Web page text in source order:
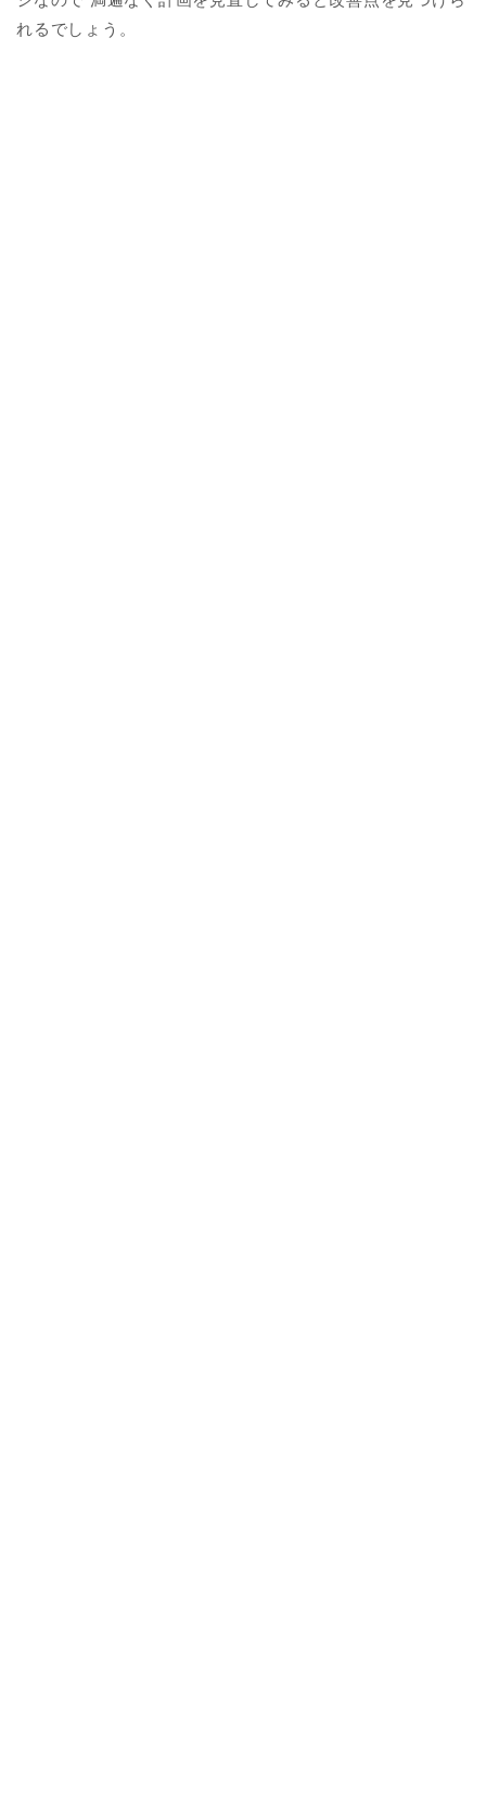
れるでしょう。